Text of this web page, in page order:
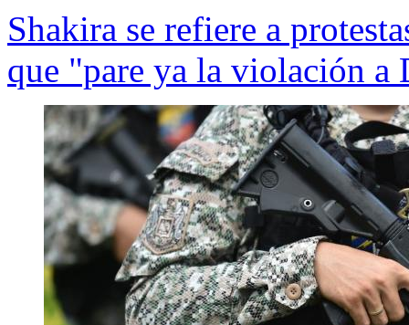
Shakira se refiere a
que "pare ya la violación a